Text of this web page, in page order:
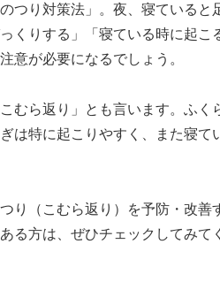
つり対策法」。夜、寝ている
くりする」「寝ている時に起
意が必要になるでしょう。
むら返り」とも言います。ふ
は特に起こりやすく、また寝
り（こむら返り）を予防・改善
る方は、ぜひチェックしてみて